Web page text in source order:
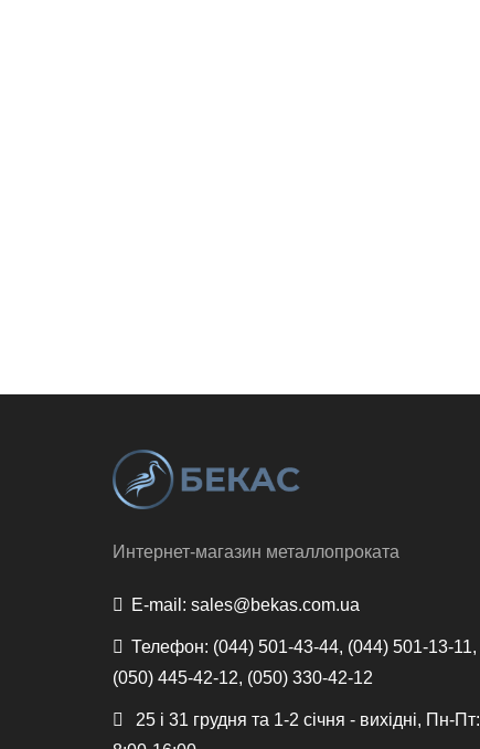
Интернет-магазин металлопроката
E-mail: sales@bekas.com.ua
Телефон: (044) 501-43-44, (044) 501-13-11,
(050) 445-42-12, (050) 330-42-12
25 і 31 грудня та 1-2 січня - вихідні, Пн-Пт: